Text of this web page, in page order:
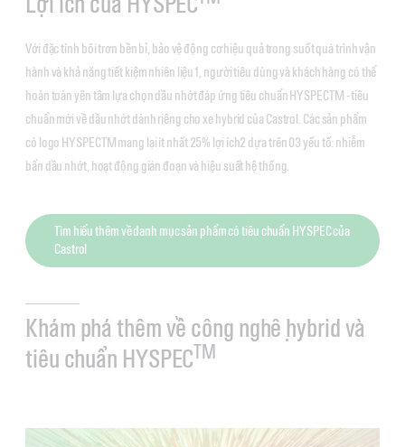
Với đặc tính bôi trơn bền bỉ, bảo vệ động cơ hiệu quả trong suốt quá trình vận
hành và khả năng tiết kiệm nhiên liệu1, người tiêu dùng và khách hàng có thể
hoàn toàn yên tâm lựa chọn dầu nhớt đáp ứng tiêu chuẩn HYSPECTM - tiêu
chuẩn mới về dầu nhớt dành riêng cho xe hybrid của Castrol. Các sản phẩm
có logo HYSPECTM mang lại ít nhất 25% lợi ích2 dựa trên 03 yếu tố: nhiễm
bẩn dầu nhớt, hoạt động gián đoạn và hiệu suất hệ thống.
Tìm hiểu thêm về danh mục sản phẩm có tiêu chuẩn HYSPEC của
Castrol
Khám phá thêm về công nghệ hybrid và
tiêu chuẩn HYSPECTM